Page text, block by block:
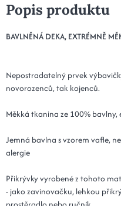
Popis produktu
BAVLNĚNÁ DEKA, EXTRÉMNĚ
Nepostradatelný prvek
novorozenců, tak kojenců.
Měkká tkanina ze 100% bavlny,
Jemná bavlna s vzorem vafle,
alergie
Přikrývky vyrobené z tohoto
- jako zavinovačku, lehkou